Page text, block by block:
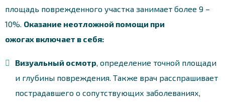
площадь поврежденного участка занимает более 9 –
10%. Оказание неотложной помощи при
ожогах включает в себя:
Визуальный осмотр , определение точной площади
и глубины повреждения. Также врач расспрашивает
пострадавшего о сопутствующих заболеваниях,